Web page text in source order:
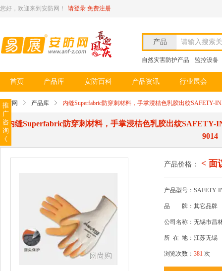
您好，欢迎来到安防网！ 请登录 免费注册
产品 请输入搜索
自然灾害防护产品 监控设备
首页 产品库 安防百科 产品资讯 行业展会
安防网 产品库 内缝Superfabric防穿刺材料，手掌浸桔色乳胶出纹SAFETY-
内缝Superfabric防穿刺材料，手掌浸桔色乳胶出纹SAFETY-
9014
产品价格： < 面
产品型号：SAFETY-
品 牌：其它品牌
公司名称：无锡市昌
所 在 地：江苏无锡
浏览次数： 381 次
推
广
咨
询
《